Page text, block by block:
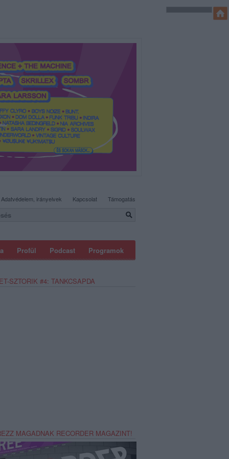
Profül Podcast Programok
Adatvédelem, irányelvek Kapcsolat Támogatás
SZTORIK #4: TANKCSAPDA
MAGADNAK RECORDER MAGAZINT!